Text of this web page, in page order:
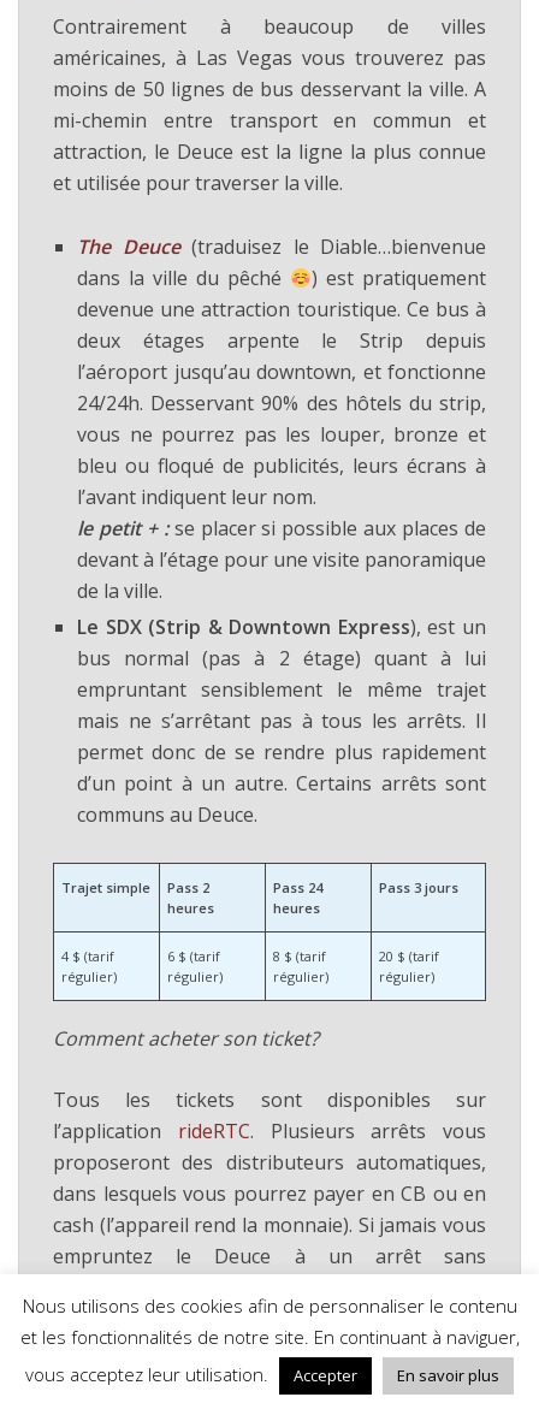
Contrairement à beaucoup de villes
américaines, à Las Vegas vous trouverez pas
moins de 50 lignes de bus desservant la ville. A
mi-chemin entre transport en commun et
attraction, le Deuce est la ligne la plus connue
et utilisée pour traverser la ville.
The Deuce (traduisez le Diable…bienvenue
dans la ville du pêché
) est pratiquement
devenue une attraction touristique. Ce bus à
deux étages arpente le Strip depuis
l’aéroport jusqu’au downtown, et fonctionne
24/24h. Desservant 90% des hôtels du strip,
vous ne pourrez pas les louper, bronze et
bleu ou floqué de publicités, leurs écrans à
l’avant indiquent leur nom.
le petit + :se placer si possible aux places de
devant à l’étage pour une visite panoramique
de la ville.
Le SDX (Strip & Downtown Express), est un
bus normal (pas à 2 étage) quant à lui
empruntant sensiblement le même trajet
mais ne s’arrêtant pas à tous les arrêts. Il
permet donc de se rendre plus rapidement
d’un point à un autre. Certains arrêts sont
communs au Deuce.
Trajet simple
Pass 2
heures
Pass 24
heures
Pass 3 jours
4 $ (tarif
régulier)
6 $ (tarif
régulier)
8 $ (tarif
régulier)
20 $ (tarif
régulier)
Comment acheter son ticket?
Tous les tickets sont disponibles sur
l’application rideRTC. Plusieurs arrêts vous
proposeront des distributeurs automatiques,
dans lesquels vous pourrez payer en CB ou en
cash (l’appareil rend la monnaie). Si jamais vous
empruntez le Deuce à un arrêt sans
auprès du chauffeur mais uniquement en cash
et avec l’appoint . Pour connaître les arrêts
disposant d’un distributeur, regardez sur le
Nous utilisons des cookies afin de personnaliser le contenu
et les fonctionnalités de notre site. En continuant à naviguer,
vous acceptez leur utilisation.
Accepter En savoir plus